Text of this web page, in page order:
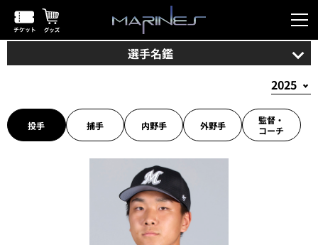
選手名鑑
投手 捕手 内野手 外野手
監督・
コーチ